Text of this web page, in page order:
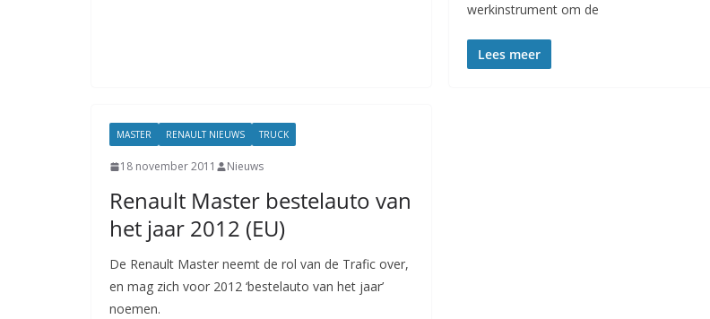
werkinstrument om de
Lees meer
MASTER RENAULT NIEUWS TRUCK
18 november 2011 Nieuws
Renault Master bestelauto van
het jaar 2012 (EU)
De Renault Master neemt de rol van de Trafic over,
en mag zich voor 2012 ‘bestelauto van het jaar’
noemen.